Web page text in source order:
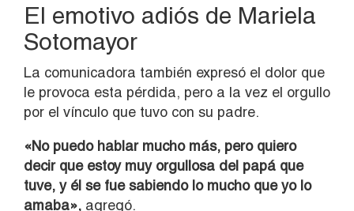
El emotivo adiós de Mariela
Sotomayor
La comunicadora también expresó el dolor que
le provoca esta pérdida, pero a la vez el orgullo
por el vínculo que tuvo con su padre.
«No puedo hablar mucho más, pero quiero
decir que estoy muy orgullosa del papá que
tuve, y él se fue sabiendo lo mucho que yo lo
amaba», agregó.